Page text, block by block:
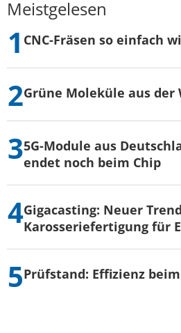
Meistgelesen
CNC-Fräsen so einfach
Grüne Moleküle aus der
5G-Module aus
endet noch beim Chip
Gigacasting: Neuer
Karosseriefertigung für
Prüfstand: Effizienz